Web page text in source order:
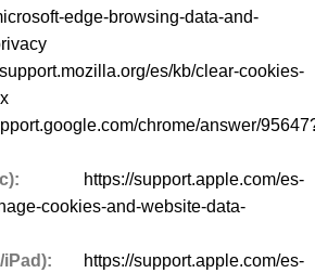
edge-browsing-data-and-
es/kb/clear-cookies-
chrome/answer/
https://support.apple.com/es-
cookies-and-website-data-
https://support.apple.com/es-